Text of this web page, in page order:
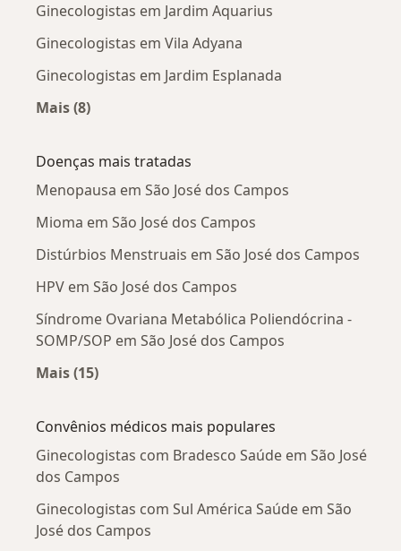
Ginecologistas em Jardim Aquarius
Ginecologistas em Vila Adyana
Ginecologistas em Jardim Esplanada
Mais (8)
Doenças mais tratadas
Menopausa em São José dos Campos
Mioma em São José dos Campos
Distúrbios Menstruais em São José dos Campos
HPV em São José dos Campos
Síndrome Ovariana Metabólica Poliendócrina -
SOMP/SOP em São José dos Campos
Mais (15)
Convênios médicos mais populares
Ginecologistas com Bradesco Saúde em São José
dos Campos
Ginecologistas com Sul América Saúde em São
José dos Campos